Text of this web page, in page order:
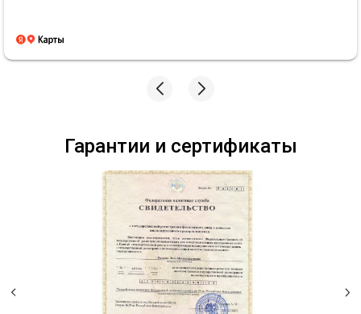
Гарантии и сертификаты